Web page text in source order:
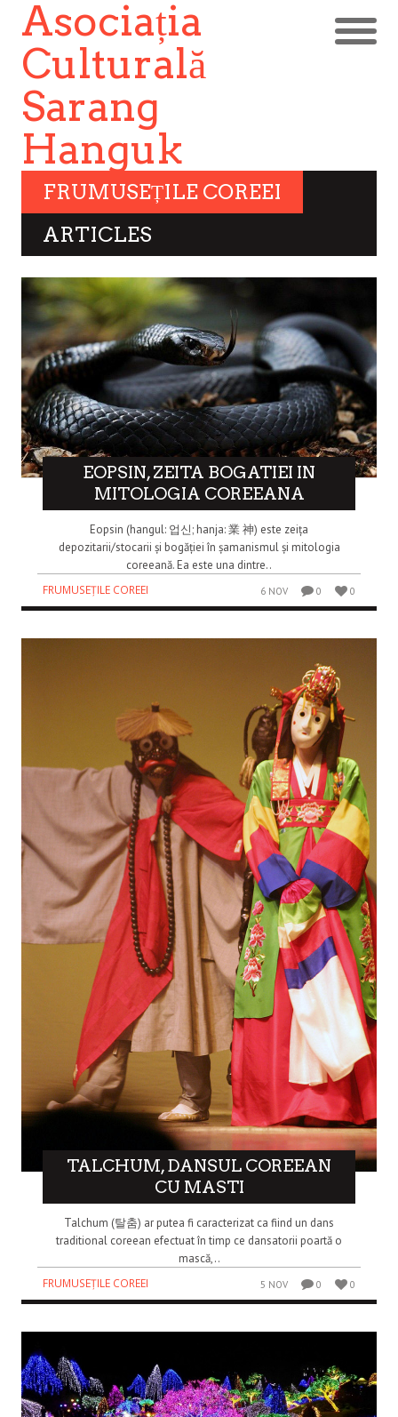
Asociația
Culturală
Sarang
Hanguk
FRUMUSEȚILE COREEI
ARTICLES
EOPSIN, ZEITA BOGATIEI IN
MITOLOGIA COREEANA
Eopsin (hangul: 업신; hanja: 業 神) este zeița
depozitarii/stocarii și bogăției în șamanismul și mitologia
coreeană. Ea este una dintre..
FRUMUSEȚILE COREEI
6 NOV 0 0
TALCHUM, DANSUL COREEAN
CU MASTI
Talchum (탈춤) ar putea fi caracterizat ca fiind un dans
traditional coreean efectuat în timp ce dansatorii poartă o
mască,..
FRUMUSEȚILE COREEI
5 NOV 0 0